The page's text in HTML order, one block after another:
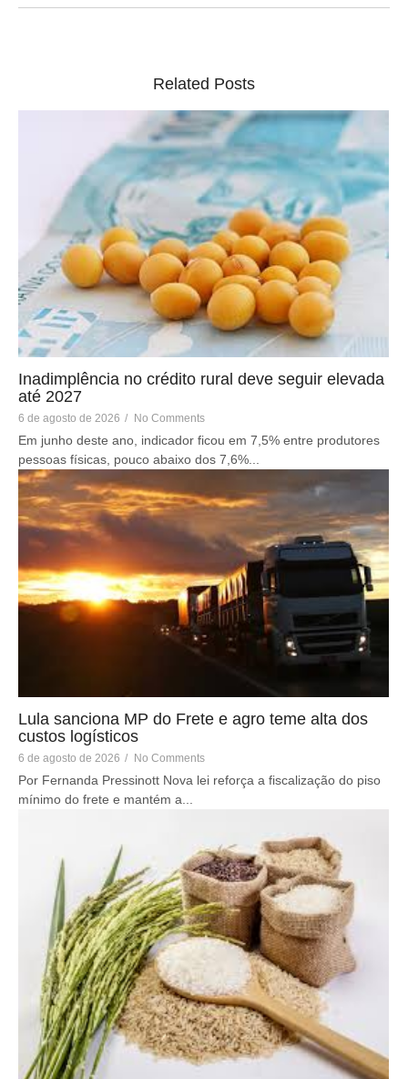
Related Posts
Inadimplência no crédito rural deve seguir elevada
até 2027
6 de agosto de 2026 / No Comments
Em junho deste ano, indicador ficou em 7,5% entre produtores
pessoas físicas, pouco abaixo dos 7,6%...
Lula sanciona MP do Frete e agro teme alta dos
custos logísticos
6 de agosto de 2026 / No Comments
Por Fernanda Pressinott Nova lei reforça a fiscalização do piso
mínimo do frete e mantém a...